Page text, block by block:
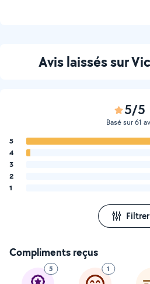
Avis laissés sur
5/5
Basé sur 61
5
4
3
2
1
Filtrer
Compliments reçus
5 1